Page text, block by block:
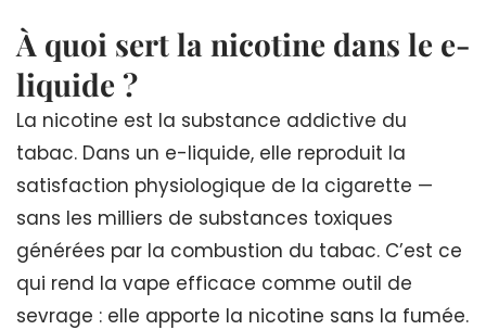
À quoi sert la nicotine dans le e-
liquide ?
La nicotine est la substance addictive du
tabac. Dans un e-liquide, elle reproduit la
satisfaction physiologique de la cigarette —
sans les milliers de substances toxiques
générées par la combustion du tabac. C’est ce
qui rend la vape efficace comme outil de
sevrage : elle apporte la nicotine sans la fumée.